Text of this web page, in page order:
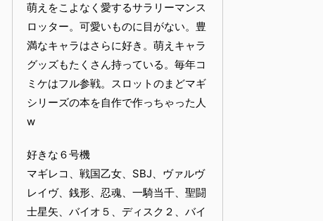
萌えをこよなく愛するサラリーマンス
ロッター。可愛いものに目がない。豊
満なキャラはさらに好き。萌えキャラ
グッズもたくさん持っている。毎年コ
ミケはフル参戦。スロットのまどマギ
シリーズの本を自作で作っちゃった人
w
好きな６号機
マギレコ、戦国乙女、SBJ、ヴァルヴ
レイヴ、銭形、忍魂、一騎当千、聖闘
士星矢、バイオ５、ディスク２、バイ